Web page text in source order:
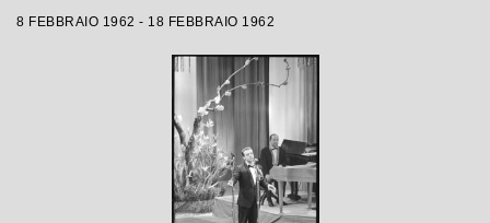
8 FEBBRAIO 1962 - 18 FEBBRAIO 1962